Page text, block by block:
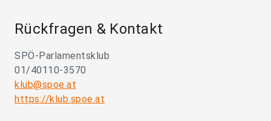
Rückfragen & Kontakt
SPÖ-Parlamentsklub
01/40110-3570
klub@spoe.at
https://klub.spoe.at